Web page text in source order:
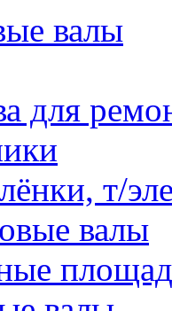
валы
для
т/
валы